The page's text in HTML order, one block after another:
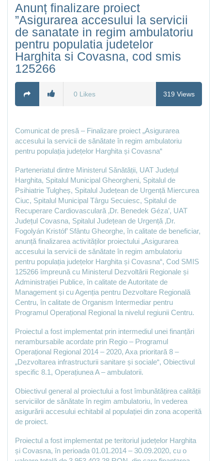
Anunț finalizare proiect
”Asigurarea accesului la servicii
de sanatate in regim ambulatoriu
pentru populatia judetelor
Harghita si Covasna, cod smis
125266
0 Likes 319 Views
Comunicat de presă – Finalizare proiect „Asigurarea
accesului la servicii de sănătate în regim ambulatoriu
pentru populația județelor Harghita și Covasna“
Parteneriatul dintre Ministerul Sănătății, UAT Județul
Harghita, Spitalul Municipal Gheorgheni, Spitalul de
Psihiatrie Tulgheș, Spitalul Județean de Urgență Miercurea
Ciuc, Spitalul Municipal Târgu Secuiesc, Spitalul de
Recuperare Cardiovasculară ‚Dr. Benedek Géza’, UAT
Județul Covasna, Spitalul Județean de Urgență ‚Dr.
Fogolyán Kristóf’ Sfântu Gheorghe, în calitate de beneficiar,
anunță finalizarea activităților proiectului „Asigurarea
accesului la servicii de sănătate în regim ambulatoriu
pentru populația județelor Harghita și Covasna“, Cod SMIS
125266 împreună cu Ministerul Dezvoltării Regionale și
Administrației Publice, în calitate de Autoritate de
Management și cu Agenția pentru Dezvoltare Regională
Centru, în calitate de Organism Intermediar pentru
Programul Operațional Regional la nivelul regiunii Centru.
Proiectul a fost implementat prin intermediul unei finanțări
nerambursabile acordate prin Regio – Programul
Operațional Regional 2014 – 2020, Axa prioritară 8 –
„Dezvoltarea infrastructurii sanitare și sociale“, Obiectivul
specific 8.1, Operațiunea A – ambulatorii.
Obiectivul general al proiectului a fost îmbunătățirea calității
serviciilor de sănătate în regim ambulatoriu, în vederea
asigurării accesului echitabil al populației din zona acoperită
de proiect.
Proiectul a fost implementat pe teritoriul județelor Harghita
și Covasna, în perioada 01.01.2014 – 30.09.2020, cu o